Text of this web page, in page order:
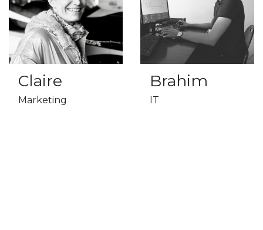
Claire
Marketing
Brahim
IT